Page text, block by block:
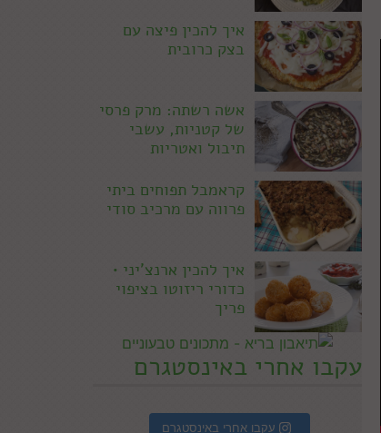
איך להכין פיצה עם
בצק כרובית
אשה רשתה: מרק פרסי
של קטניות, עשבי
תיבול ואטריות
קראמבל תפוחים ביתי
פרווה עם מרכיב סודי
איך להכין ארנצ'יני •
כדורי ריזוטו בציפוי
פריך
עקבו אחרי באינסטגרם
עקבו אחרי באינסטגרם